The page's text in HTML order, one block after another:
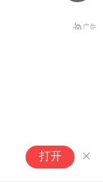
台风“白海
打开